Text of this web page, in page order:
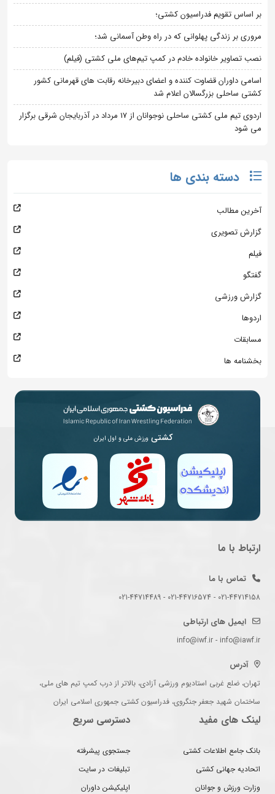
بر اساس تقویم فدراسیون کشتی؛
مروری بر زندگی پهلوانی که در راه وطن آسمانی شد؛
نصب تصاویر خانواده خادم در کمپ تیم‌های ملی کشتی (فیلم)
اسامی داوران قضاوت کننده و اعضای دبیرخانه رقابت های قهرمانی کشور
کشتی ساحلی بزرگسالان اعلام شد
اردوی تیم ملی کشتی ساحلی نوجوانان از 17 مرداد در آذربایجان شرقی برگزار
می شود
دسته بندی ها
آخرین مطالب
گزارش تصویری
فیلم
گفتگو
گزارش ورزشی
اردوها
مسابقات
بخشنامه ها
کشتی ورزش ملی و اول ایران
ارتباط با ما
تماس با ما
021-44714158 - 021-44716574 - 021-44714489
ایمیل های ارتباطی
info@iwf.ir - info@iawf.ir
آدرس
تهران، ضلع غربی استادیوم ورزشی آزادی، بالاتر از درب کمپ تیم های ملی،
ساختمان شهید جعفر جنگروی، فدراسیون کشتی جمهوری اسلامی ایران
لینک های مفید
بانک جامع اطلاعات کشتی
اتحادیه جهانی کشتی
وزارت ورزش و جوانان
دسترسی سریع
جستجوی پیشرفته
تبلیغات در سایت
اپلیکیشن داوران